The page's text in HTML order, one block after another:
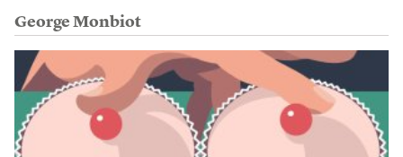
George Monbiot